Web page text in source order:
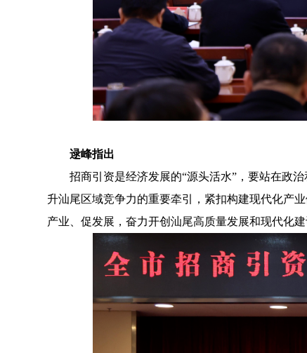
逯峰指出
招商引资是经济发展的“源头活水”，要站在政治
升汕尾区域竞争力的重要牵引，紧扣构建现代化产
产业、促发展，奋力开创汕尾高质量发展和现代化建